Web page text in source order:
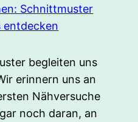
Schnittmuster
entdecken
begleiten uns
erinnern uns an
Nähversuche
noch daran, an